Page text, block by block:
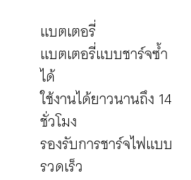
แบตเตอรี่
แบตเตอรี่แบบชาร์จซ้ำ
ได้
ใช้งานได้ยาวนานถึง 14
ชั่วโมง
รองรับการชาร์จไฟแบบ
รวดเร็ว